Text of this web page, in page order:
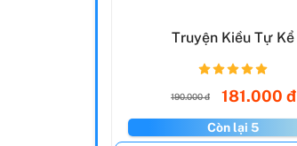
Truyện Kiều Tự Kể
190.000 đ 181.000 đ
Còn lại 5